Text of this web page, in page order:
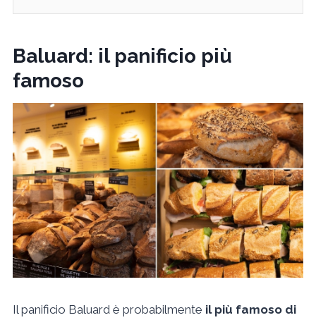
Baluard: il panificio più
famoso
Il panificio Baluard è probabilmente il più famoso di